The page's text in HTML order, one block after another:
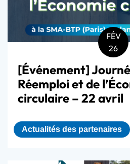
FÉV
26
[Événement]
Réemploi et de
circulaire – 22 avril
Actualités des partenaires